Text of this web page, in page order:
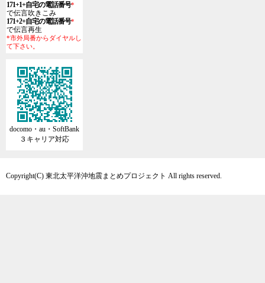
171+1+自宅の電話番号*
で伝言吹きこみ
171+2+自宅の電話番号*
で伝言再生
*市外局番からダイヤルし
て下さい。
docomo・au・SoftBank
３キャリア対応
Copyright(C) 東北太平洋沖地震まとめプロジェクト All rights reserved.